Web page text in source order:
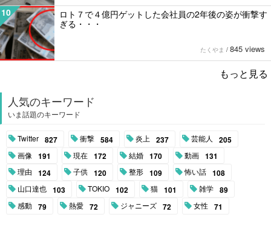
10
ロト７で４億円ゲットした会社員の2年後の姿が衝撃す
ぎる・・・
たくやま / 845 views
もっと見る
人気のキーワード
いま話題のキーワード
Twitter 827 衝撃 584 炎上 237 芸能人 205
画像 191 現在 172 結婚 170 動画 131
理由 124 子供 120 整形 109 怖い話 108
山口達也 103 TOKIO 102 猫 101 雑学 89
感動 79 熱愛 72 ジャニーズ 72 女性 71